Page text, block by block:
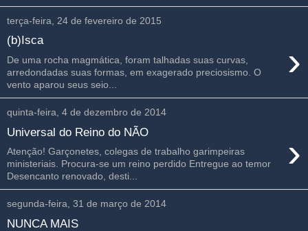
terça-feira, 24 de fevereiro de 2015
(b)Isca ›
De uma rocha magmática, foram talhadas suas curvas,
arredondadas suas formas, em exagerado preciosismo. O
vento aparou seus seio...
quinta-feira, 4 de dezembro de 2014
Universal do Reino do NÃO ›
Atenção! Garçonetes, colegas de trabalho garimpeiras
ministeriais. Procura-se um reino perdido Entregue ao temor
Desencanto renovado, desti...
segunda-feira, 31 de março de 2014
NUNCA MAIS